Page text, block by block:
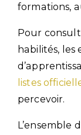
formations,
Pour
habilités,
listes
percevoir.
L’ensemble